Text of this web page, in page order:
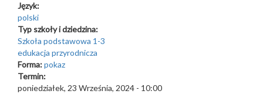
Język:
polski
Typ szkoły i dziedzina:
Szkoła podstawowa 1-3
edukacja przyrodnicza
Forma:pokaz
Termin:
poniedziałek, 23 Września, 2024 - 10:00